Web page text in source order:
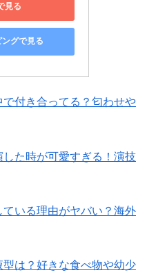
見る
グで見る
付き合ってる？匂わせや
た時が可愛すぎる！演技
いる理由がヤバい？海外
は？好きな食べ物や幼少